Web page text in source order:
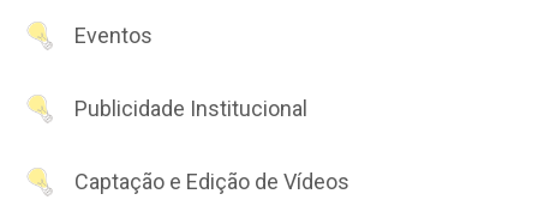
Eventos
Publicidade Institucional
Captação e Edição de Vídeos